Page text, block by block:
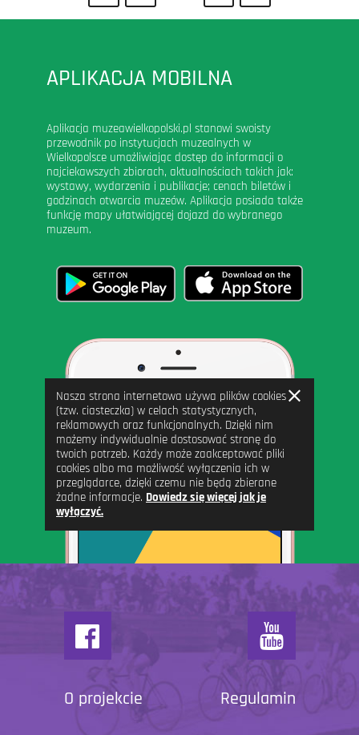
APLIKACJA MOBILNA
Aplikacja muzeawielkopolski.pl stanowi swoisty
przewodnik po instytucjach muzealnych w
Wielkopolsce umożliwiając dostęp do informacji o
najciekawszych zbiorach, aktualnościach takich jak:
wystawy, wydarzenia i publikacje; cenach biletów i
godzinach otwarcia muzeów. Aplikacja posiada także
funkcję mapy ułatwiającej dojazd do wybranego
muzeum.
O projekcie Regulamin
Nasza strona internetowa używa plików cookies
(tzw. ciasteczka) w celach statystycznych,
reklamowych oraz funkcjonalnych. Dzięki nim
możemy indywidualnie dostosować stronę do
twoich potrzeb. Każdy może zaakceptować pliki
cookies albo ma możliwość wyłączenia ich w
przeglądarce, dzięki czemu nie będą zbierane
żadne informacje. Dowiedz się więcej jak je
wyłączyć.